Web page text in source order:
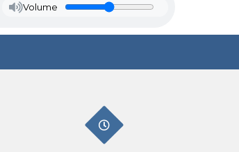
Volume